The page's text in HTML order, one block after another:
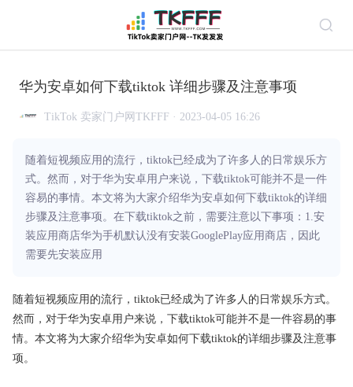
华为安卓如何下载tiktok 详细步骤及注意事项
TikTok 卖家门户网TKFFF · 2023-04-05 16:26
随着短视频应用的流行，tiktok已经成为了许多人的日常娱乐方
式。然而，对于华为安卓用户来说，下载tiktok可能并不是一件
容易的事情。本文将为大家介绍华为安卓如何下载tiktok的详细
步骤及注意事项。在下载tiktok之前，需要注意以下事项：1.安
装应用商店华为手机默认没有安装GooglePlay应用商店，因此
需要先安装应用
随着短视频应用的流行，tiktok已经成为了许多人的日常娱乐方式。
然而，对于华为安卓用户来说，下载tiktok可能并不是一件容易的事
情。本文将为大家介绍华为安卓如何下载tiktok的详细步骤及注意事
项。